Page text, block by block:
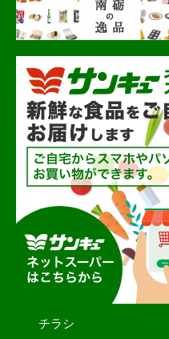
チラシ